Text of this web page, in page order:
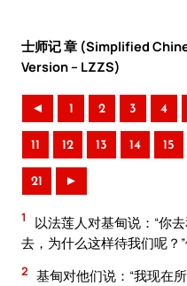
士师记 章 (Simplified
Version – LZZS)
◄ 1 2 3 4
11 12 13 14 15
21 ►
1
以法莲人对基甸说：“你
去，为什么这样待我们呢？
2 基甸对他们说：“我现在